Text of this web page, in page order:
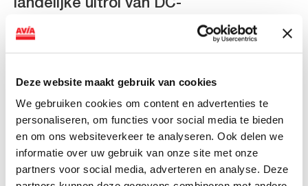
Deze website maakt gebruik van cookies
We gebruiken cookies om content en advertenties te
personaliseren, om functies voor social media te bieden
en om ons websiteverkeer te analyseren. Ook delen we
informatie over uw gebruik van onze site met onze
partners voor social media, adverteren en analyse. Deze
landelijke uitrol van DC-
Lees verder